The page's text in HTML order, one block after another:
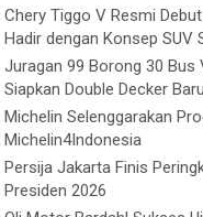
Chery Tiggo V Resmi
Hadir dengan Konsep SUV
Juragan 99 Borong 30 Bus
Siapkan Double Decker Baru
Michelin Selenggarakan
Michelin4Indonesia
Persija Jakarta Finis
Presiden 2026